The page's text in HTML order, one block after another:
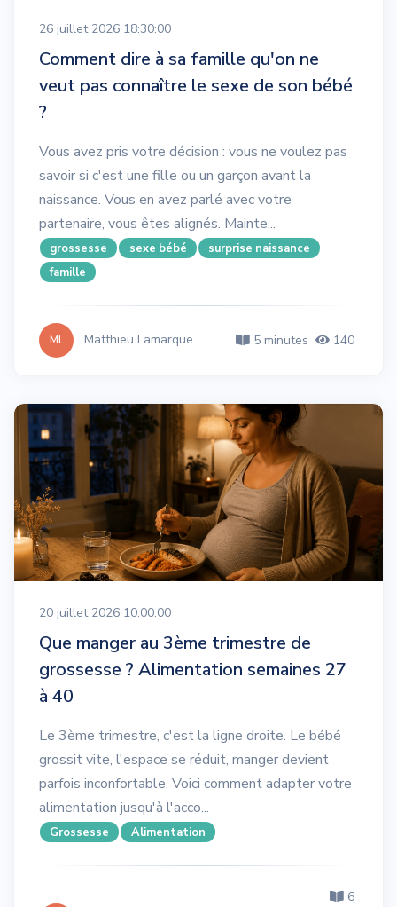
26 juillet 2026 18:30:00
Comment dire à sa famille qu'on ne
veut pas connaître le sexe de son bébé
?
Vous avez pris votre décision : vous ne voulez pas
savoir si c'est une fille ou un garçon avant la
naissance. Vous en avez parlé avec votre
partenaire, vous êtes alignés. Mainte...
grossesse sexe bébé
surprise naissance
famille
ML Matthieu Lamarque 5 minutes 140
20 juillet 2026 10:00:00
Que manger au 3ème trimestre de
grossesse ? Alimentation semaines 27
à 40
Le 3ème trimestre, c'est la ligne droite. Le bébé
grossit vite, l'espace se réduit, manger devient
parfois inconfortable. Voici comment adapter votre
alimentation jusqu'à l'acco...
Grossesse Alimentation
6